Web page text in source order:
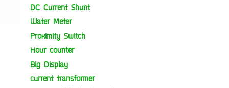
DC Current Shunt
Water Meter
Proximity Switch
Hour counter
Big Display
current transformer